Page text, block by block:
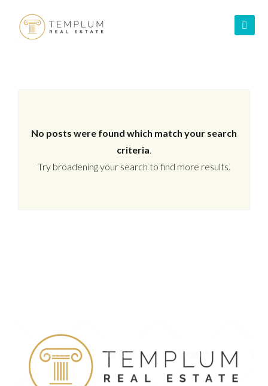
No posts were found which match your search
criteria.
Try broadening your search to find more results.